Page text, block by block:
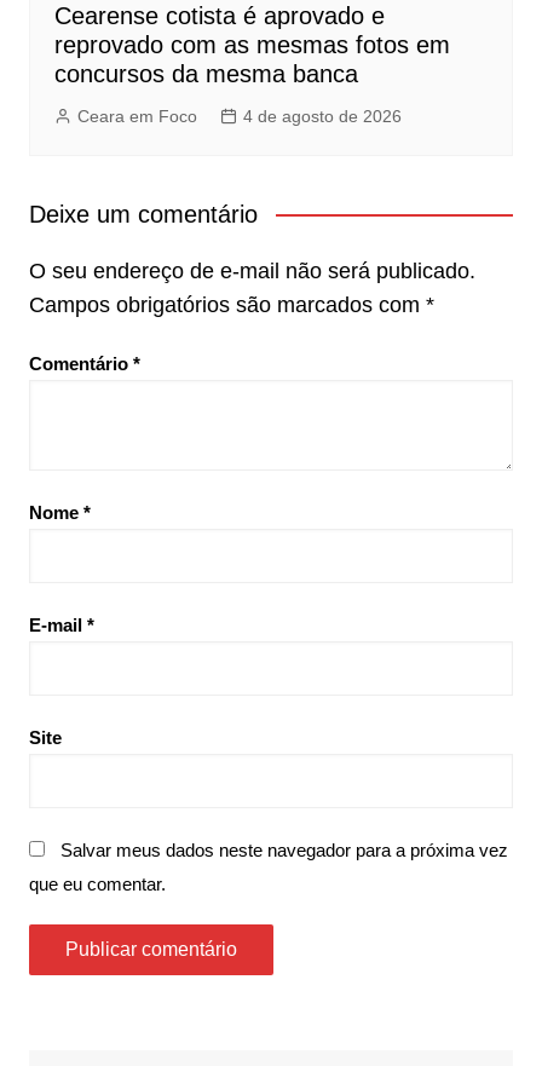
Cearense cotista é aprovado e
reprovado com as mesmas fotos em
concursos da mesma banca
Ceara em Foco 4 de agosto de 2026
Deixe um comentário
O seu endereço de e-mail não será publicado.
Campos obrigatórios são marcados com *
Comentário *
Nome *
E-mail *
Site
Salvar meus dados neste navegador para a próxima vez
que eu comentar.